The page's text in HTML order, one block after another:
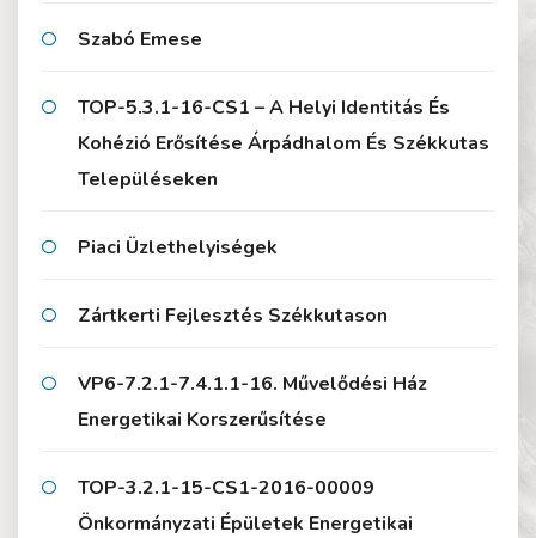
Szabó Emese
TOP-5.3.1-16-CS1 – A Helyi Identitás És
Kohézió Erősítése Árpádhalom És Székkutas
Településeken
Piaci Üzlethelyiségek
Zártkerti Fejlesztés Székkutason
VP6-7.2.1-7.4.1.1-16. Művelődési Ház
Energetikai Korszerűsítése
TOP-3.2.1-15-CS1-2016-00009
Önkormányzati Épületek Energetikai